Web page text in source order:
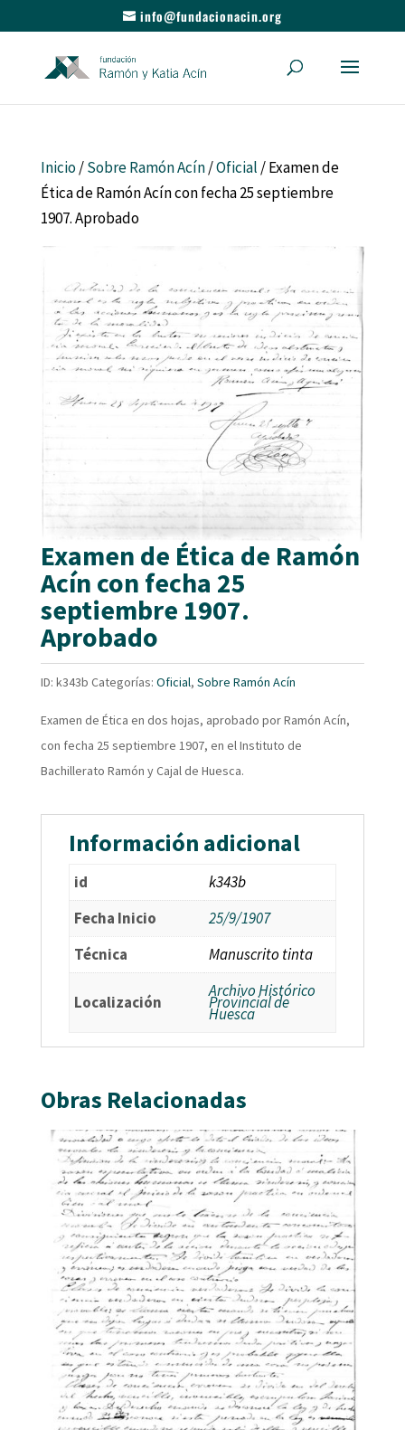
info@fundacionacin.org
Inicio/Sobre Ramón Acín/Oficial / Examen de
Ética de Ramón Acín con fecha 25 septiembre
1907. Aprobado
Examen de Ética de Ramón
Acín con fecha 25
septiembre 1907.
Aprobado
ID: k343b Categorías: Oficial, Sobre Ramón Acín
Examen de Ética en dos hojas, aprobado por Ramón Acín,
con fecha 25 septiembre 1907, en el Instituto de
Bachillerato Ramón y Cajal de Huesca.
Información adicional
id
k343b
Fecha Inicio
25/9/1907
Técnica
Manuscrito tinta
Localización
Archivo Histórico
Provincial de
Huesca
Obras Relacionadas